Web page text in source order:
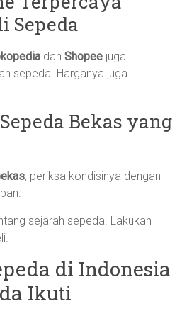
Sepeda
danShopee juga
sepeda. Harganya juga
Bekas yang
, periksa kondisinya dengan
sejarah sepeda. Lakukan
di Indonesia
Ikuti